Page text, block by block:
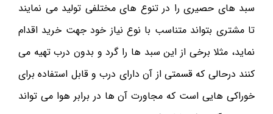
سبد های حصیری را در تنوع های مختلفی تولید می نمایند
تا مشتری بتواند متناسب با نوع نیاز خود جهت خرید اقدام
نماید، مثلا برخی از این سبد ها را گرد و بدون درب تهیه می
کنند درحالی که قسمتی از آن دارای درب و قابل استفاده برای
خوراکی هایی است که مجاورت آن ها در برابر هوا می تواند